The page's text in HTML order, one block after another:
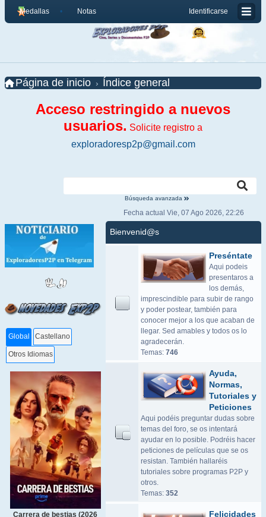
Identificarse
Medallas Notas
Página de inicio Índice general
Acceso restringido a nuevos
usuarios. Solicite registro a
exploradoresp2p@gmail.com
Búsqueda avanzada
Global Castellano
Otros Idiomas
Carrera de bestias (2026
Fecha actual Vie, 07 Ago 2026, 22:26
Bienvenid@s
Preséntate
Aqui podeis
presentaros a
los demás,
imprescindible para subir de rango
y poder postear, también para
conocer mejor a los que acaban de
llegar. Sed amables y todos os lo
agradecerán.
Temas: 746
Ayuda,
Normas,
Tutoriales y
Peticiones
Aqui podéis preguntar dudas sobre
temas del foro, se os intentará
ayudar en lo posible. Podréis hacer
peticiones de películas que se os
resistan. También hallaréis
tutoriales sobre programas P2P y
otros.
Temas: 352
Felicidades